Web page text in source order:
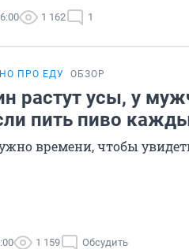
1 162 1
ПРО ЕДУ ОБЗОР
растут усы, у
пить пиво
времени, чтобы
1 159 Обсудить